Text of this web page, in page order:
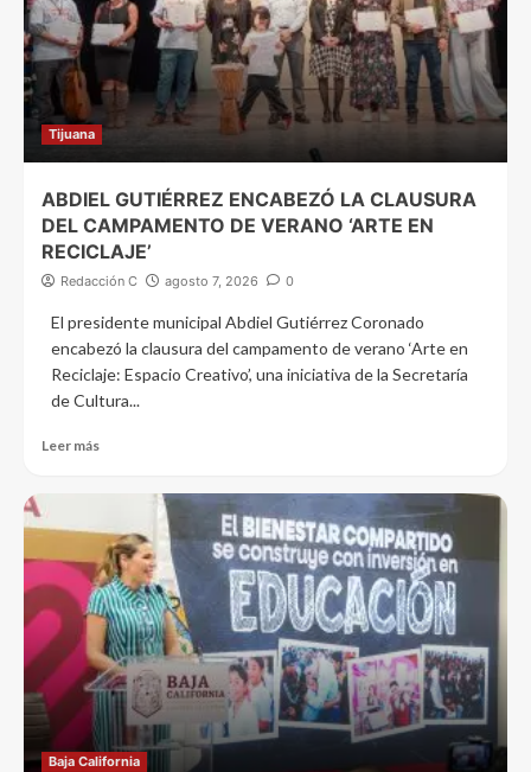
Tijuana
ABDIEL GUTIÉRREZ ENCABEZÓ LA CLAUSURA
DEL CAMPAMENTO DE VERANO ‘ARTE EN
RECICLAJE’
Redacción C agosto 7, 2026 0
El presidente municipal Abdiel Gutiérrez Coronado
encabezó la clausura del campamento de verano ‘Arte en
Reciclaje: Espacio Creativo’, una iniciativa de la Secretaría
de Cultura...
Leer más
Baja California